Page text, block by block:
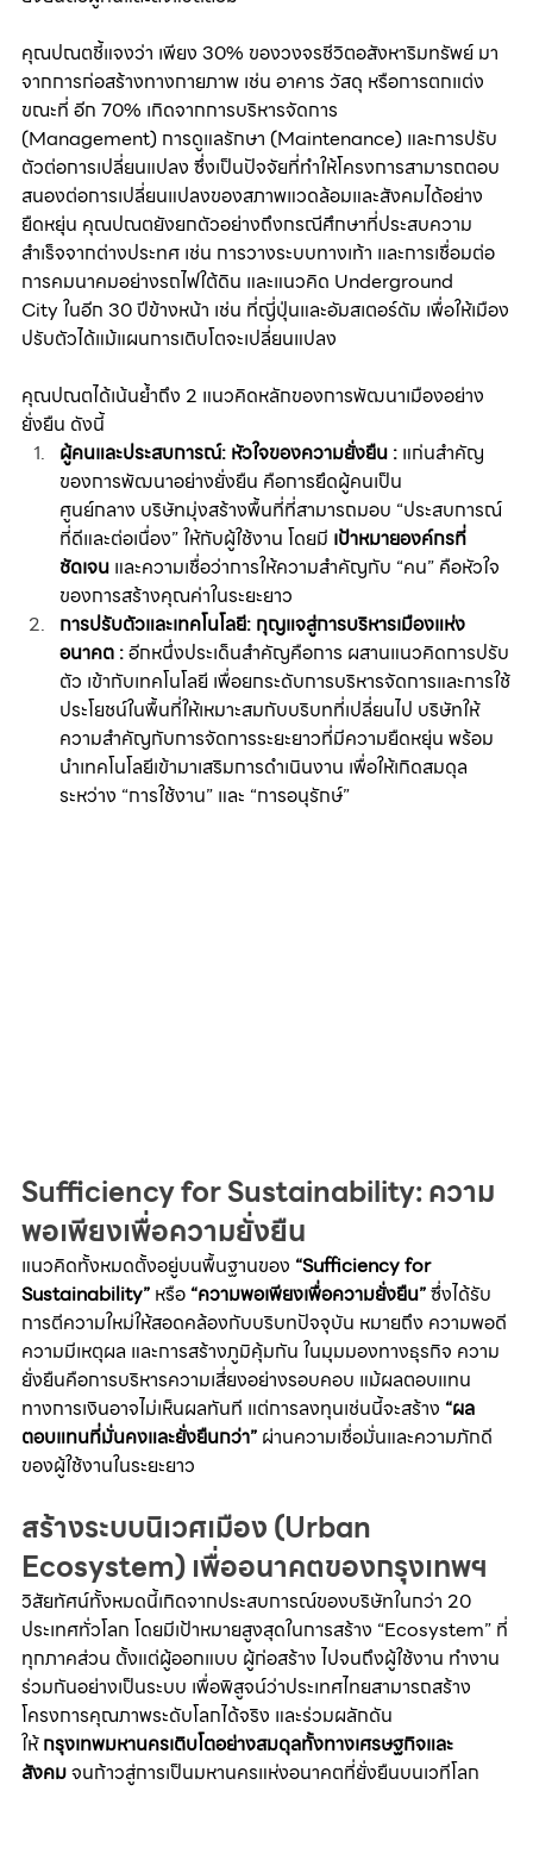
คุณปณตชี้แจงว่า เพียง 30% ของวงจรชีวิตอสังหาริมทรัพย์ มา
จากการก่อสร้างทางกายภาพ เช่น อาคาร วัสดุ หรือการตกแต่ง
ขณะที่ อีก 70% เกิดจากการบริหารจัดการ
(Management) การดูแลรักษา (Maintenance) และการปรับ
ตัวต่อการเปลี่ยนแปลง ซึ่งเป็นปัจจัยที่ทำให้โครงการสามารถตอบ
สนองต่อการเปลี่ยนแปลงของสภาพแวดล้อมและสังคมได้อย่าง
ยืดหยุ่น คุณปณตยังยกตัวอย่างถึงกรณีศึกษาที่ประสบความ
สำเร็จจากต่างประทศ เช่น การวางระบบทางเท้า และการเชื่อมต่อ
การคมนาคมอย่างรถไฟใต้ดิน และแนวคิด Underground
City ในอีก 30 ปีข้างหน้า เช่น ที่ญี่ปุ่นและอัมสเตอร์ดัม เพื่อให้เมือง
ปรับตัวได้แม้แผนการเติบโตจะเปลี่ยนแปลง
คุณปณตได้เน้นย้ำถึง 2 แนวคิดหลักของการพัฒนาเมืองอย่าง
ยั่งยืน ดังนี้
ผู้คนและประสบการณ์: หัวใจของความยั่งยืน : แก่นสำคัญ
ของการพัฒนาอย่างยั่งยืน คือการยึดผู้คนเป็น
ศูนย์กลาง บริษัทมุ่งสร้างพื้นที่ที่สามารถมอบ “ประสบการณ์
ที่ดีและต่อเนื่อง” ให้กับผู้ใช้งาน โดยมี เป้าหมายองค์กรที่
ชัดเจน และความเชื่อว่าการให้ความสำคัญกับ “คน” คือหัวใจ
ของการสร้างคุณค่าในระยะยาว
การปรับตัวและเทคโนโลยี: กุญแจสู่การบริหารเมืองแห่ง
อนาคต : อีกหนึ่งประเด็นสำคัญคือการ ผสานแนวคิดการปรับ
ตัว เข้ากับเทคโนโลยี เพื่อยกระดับการบริหารจัดการและการใช้
ประโยชน์ในพื้นที่ให้เหมาะสมกับบริบทที่เปลี่ยนไป บริษัทให้
ความสำคัญกับการจัดการระยะยาวที่มีความยืดหยุ่น พร้อม
นำเทคโนโลยีเข้ามาเสริมการดำเนินงาน เพื่อให้เกิดสมดุล
ระหว่าง “การใช้งาน” และ “การอนุรักษ์”
Sufficiency for Sustainability: ความ
พอเพียงเพื่อความยั่งยืน
แนวคิดทั้งหมดตั้งอยู่บนพื้นฐานของ “Sufficiency for
Sustainability” หรือ “ความพอเพียงเพื่อความยั่งยืน” ซึ่งได้รับ
การตีความใหม่ให้สอดคล้องกับบริบทปัจจุบัน หมายถึง ความพอดี
ความมีเหตุผล และการสร้างภูมิคุ้มกัน ในมุมมองทางธุรกิจ ความ
ยั่งยืนคือการบริหารความเสี่ยงอย่างรอบคอบ แม้ผลตอบแทน
ทางการเงินอาจไม่เห็นผลทันที แต่การลงทุนเช่นนี้จะสร้าง “ผล
ตอบแทนที่มั่นคงและยั่งยืนกว่า” ผ่านความเชื่อมั่นและความภักดี
ของผู้ใช้งานในระยะยาว
สร้างระบบนิเวศเมือง (Urban
Ecosystem) เพื่ออนาคตของกรุงเทพฯ
วิสัยทัศน์ทั้งหมดนี้เกิดจากประสบการณ์ของบริษัทในกว่า 20
ประเทศทั่วโลก โดยมีเป้าหมายสูงสุดในการสร้าง “Ecosystem” ที่
ทุกภาคส่วน ตั้งแต่ผู้ออกแบบ ผู้ก่อสร้าง ไปจนถึงผู้ใช้งาน ทำงาน
ร่วมกันอย่างเป็นระบบ เพื่อพิสูจน์ว่าประเทศไทยสามารถสร้าง
โครงการคุณภาพระดับโลกได้จริง และร่วมผลักดัน
ให้ กรุงเทพมหานครเติบโตอย่างสมดุลทั้งทางเศรษฐกิจและ
สังคม จนก้าวสู่การเป็นมหานครแห่งอนาคตที่ยั่งยืนบนเวทีโลก